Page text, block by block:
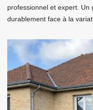
professionnel et expert. Un
durablement face à la